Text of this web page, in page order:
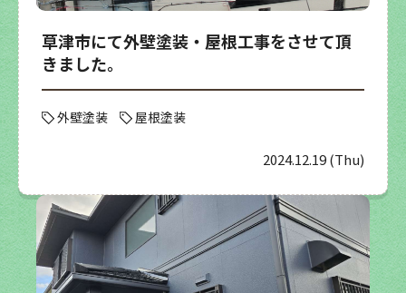
草津市にて外壁塗装・屋根工事をさせて頂
きました。
外壁塗装 屋根塗装
2024.12.19 (Thu)